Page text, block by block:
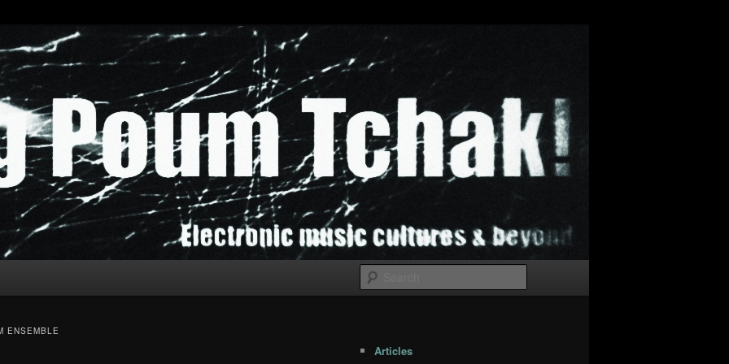
ENSEMBLE
Articles